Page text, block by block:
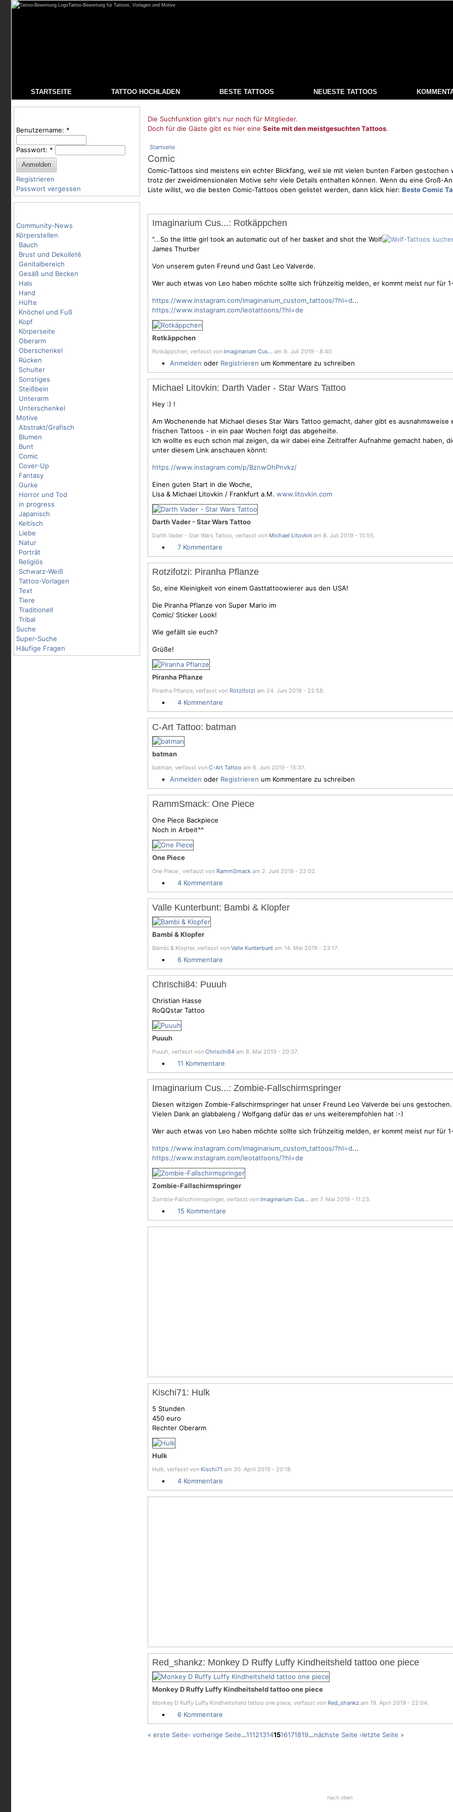
Tattoo-Bewertung für Tattoos, Vorlagen und Motive
STARTSEITE TATTOO HOCHLADEN BESTE TATTOOS NEUESTE TATTOOS
Benutzername: *
Passwort: *
Registrieren
Passwort vergessen
Community-News
Körperstellen
Bauch
Brust und Dekolleté
Genitalbereich
Gesäß und Becken
Hals
Hand
Hüfte
Knöchel und Fuß
Kopf
Körperseite
Oberarm
Oberschenkel
Rücken
Schulter
Sonstiges
Steißbein
Unterarm
Unterschenkel
Motive
Abstrakt/Grafisch
Blumen
Bunt
Comic
Cover-Up
Fantasy
Gurke
Horror und Tod
in progress
Japanisch
Keltisch
Liebe
Natur
Porträt
Religiös
Schwarz-Weiß
Tattoo-Vorlagen
Text
Tiere
Traditionell
Tribal
Suche
Super-Suche
Häufige Fragen
Die Suchfunktion gibt's nur noch für Mitglieder.
Doch für die Gäste gibt es hier eine Seite mit den meistgesuchten Tattoos.
Startseite
Comic
Comic-Tattoos sind meistens ein echter Blickfang, weil sie mit vielen bunten Farben gestochen
trotz der zweidimensionalen Motive sehr viele Details enthalten können. Wenn du eine Groß-
Liste willst, wo die besten Comic-Tattoos oben gelistet werden, dann klick hier: Beste Comic
Imaginarium Cus...: Rotkäppchen
"...So the little girl took an automatic out of her basket and shot the Wolf
James Thurber
Von unserem guten Freund und Gast Leo Valverde.
Wer auch etwas von Leo haben möchte sollte sich frühzeitig melden, er kommt meist nur für
https://www.instagram.com/imaginarium_custom_tattoos/?hl=d...
https://www.instagram.com/leotattoons/?hl=de
Rotkäppchen
Rotkäppchen, verfasst von Imaginarium Cus... am 9. Juli 2019 - 8:40.
Anmelden oder Registrieren um Kommentare zu schreiben
Michael Litovkin: Darth Vader - Star Wars Tattoo
Hey :) !
Am Wochenende hat Michael dieses Star Wars Tattoo gemacht, daher gibt es ausnahmsweise
frischen Tattoos - in ein paar Wochen folgt das abgeheilte.
Ich wollte es euch schon mal zeigen, da wir dabei eine Zeitraffer Aufnahme gemacht haben,
unter diesem Link anschauen könnt:
https://www.instagram.com/p/BznwOhPnvkz/
Einen guten Start in die Woche,
Lisa & Michael Litovkin / Frankfurt a.M. www.litovkin.com
Darth Vader - Star Wars Tattoo
Darth Vader - Star Wars Tattoo, verfasst von Michael Litovkin am 8. Juli 2019 - 15:55.
7 Kommentare
Rotzifotzi: Piranha Pflanze
So, eine Kleinigkeit von einem Gasttattoowierer aus den USA!
Die Piranha Pflanze von Super Mario im
Comic/ Sticker Look!
Wie gefällt sie euch?
Grüße!
Piranha Pflanze
Piranha Pflanze, verfasst von Rotzifotzi am 24. Juni 2019 - 22:58.
4 Kommentare
C-Art Tattoo: batman
batman
batman, verfasst von C-Art Tattoo am 6. Juni 2019 - 15:37.
Anmelden oder Registrieren um Kommentare zu schreiben
RammSmack: One Piece
One Piece Backpiece
Noch in Arbeit^^
One Piece
One Piece , verfasst von RammSmack am 2. Juni 2019 - 22:02.
4 Kommentare
Valle Kunterbunt: Bambi & Klopfer
Bambi & Klopfer
Bambi & Klopfer, verfasst von Valle Kunterbunt am 14. Mai 2019 - 23:17.
6 Kommentare
Chrischi84: Puuuh
Christian Hasse
RoQQstar Tattoo
Puuuh
Puuuh, verfasst von Chrischi84 am 8. Mai 2019 - 20:37.
11 Kommentare
Imaginarium Cus...: Zombie-Fallschirmspringer
Diesen witzigen Zombie-Fallschirmspringer hat unser Freund Leo Valverde bei uns gestochen.
Vielen Dank an glabbaleng / Wolfgang dafür das er uns weiterempfohlen hat :-)
Wer auch etwas von Leo haben möchte sollte sich frühzeitig melden, er kommt meist nur für
https://www.instagram.com/imaginarium_custom_tattoos/?hl=d...
https://www.instagram.com/leotattoons/?hl=de
Zombie-Fallschirmspringer
Zombie-Fallschirmspringer, verfasst von Imaginarium Cus... am 7. Mai 2019 - 11:23.
15 Kommentare
Kischi71: Hulk
5 Stunden
450 euro
Rechter Oberarm
Hulk
Hulk, verfasst von Kischi71 am 30. April 2019 - 20:18.
4 Kommentare
Red_shankz: Monkey D Ruffy Luffy Kindheitsheld tattoo one piece
Monkey D Ruffy Luffy Kindheitsheld tattoo one piece
Monkey D Ruffy Luffy Kindheitsheld tattoo one piece, verfasst von Red_shankz am 19. April 2019 - 22:04.
6 Kommentare
« erste Seite‹ vorherige Seite…111213141516171819…nächste Seite ›letzte Seite »
nach oben